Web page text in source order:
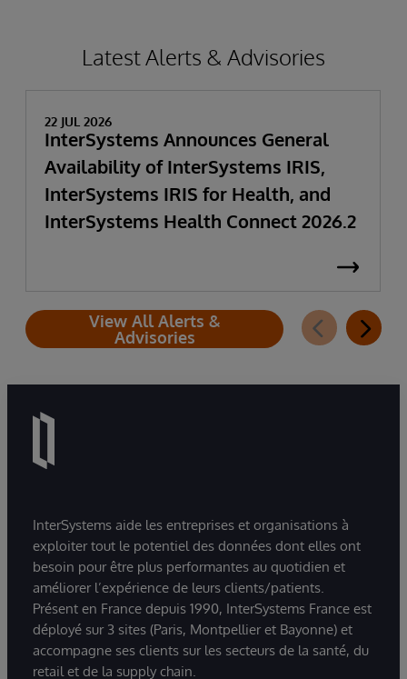
Latest Alerts & Advisories
22 JUL 2026
InterSystems Announces General
Availability of InterSystems IRIS,
InterSystems IRIS for Health, and
InterSystems Health Connect 2026.2
View All Alerts &
Advisories
InterSystems aide les entreprises et organisations à
exploiter tout le potentiel des données dont elles ont
besoin pour être plus performantes au quotidien et
améliorer l’expérience de leurs clients/patients.
Présent en France depuis 1990, InterSystems France est
déployé sur 3 sites (Paris, Montpellier et Bayonne) et
accompagne ses clients sur les secteurs de la santé, du
retail et de la supply chain.